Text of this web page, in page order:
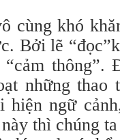
cùng khó
Bởi lẽ
thông”.
những thao
hiện ngữ
thì chúng